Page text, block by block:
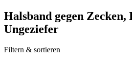
Halsband gegen Zecken,
Ungeziefer
Filtern & sortieren